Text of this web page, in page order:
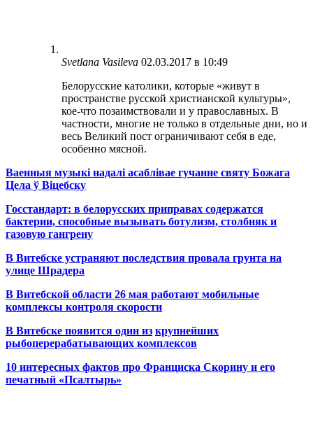
Svetlana Vasileva 02.03.2017 в 10:49
Белорусские католики, которые «живут в
пространстве русской христианской культуры»,
кое-что позаимствовали и у православных. В
частности, многие не только в отдельные дни, но и
весь Великий пост ограничивают себя в еде,
особенно мясной.
Ваенныя музыкі надалі асаблівае гучанне святу Божага
Цела ў Віцебску
Госстандарт: в белорусских приправах содержатся
бактерии, способные вызывать ботулизм, столбняк и
газовую гангрену
В Витебске устраняют последствия провала грунта на
улице Шрадера
В Витебской области 26 мая работают мобильные
комплексы контроля скорости
В Витебске появится один из крупнейших
рыбоперерабатывающих комплексов
10 интересных фактов про Франциска Скорину и его
печатный «Псалтырь»